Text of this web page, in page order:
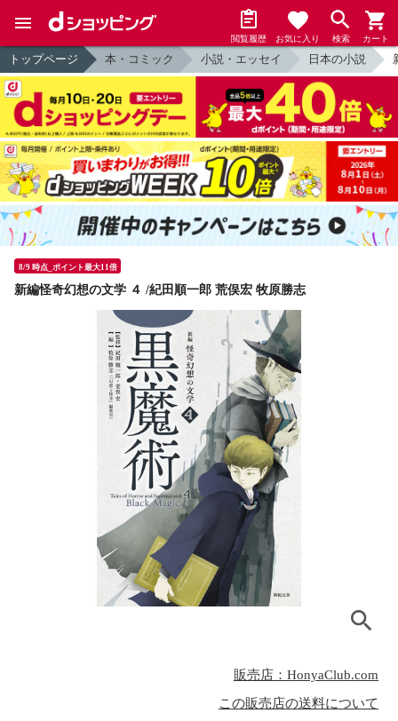
閲覧履歴 お気に入り 検索 カート
トップページ 本・コミック 小説・エッセイ 日本の小説
8/9 時点_ポイント最大11倍
新編怪奇幻想の文学 ４ /紀田順一郎 荒俣宏 牧原勝志
販売店：HonyaClub.com
この販売店の送料について